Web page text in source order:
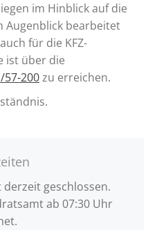
im Hinblick auf die
Augenblick bearbeitet
für die KFZ-
ist über die
57-200zu erreichen.
geschlossen.
ab 07:30 Uhr